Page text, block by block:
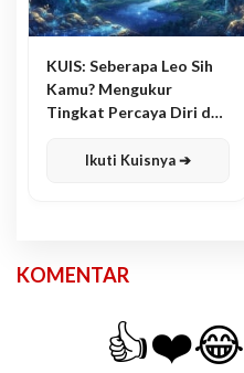
KUIS: Seberapa Leo Sih
Kamu? Mengukur
Tingkat Percaya Diri dan
Ikuti Kuisnya ➔
KOMENTAR
👍❤️😂